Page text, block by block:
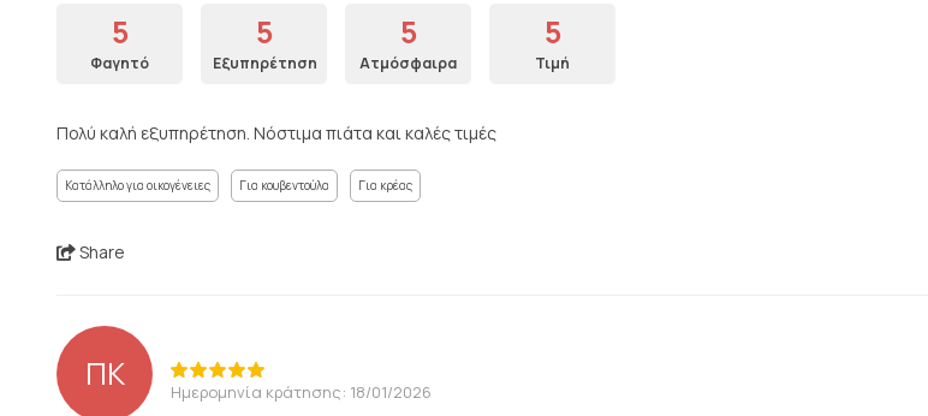
5
Φαγητό
5
Εξυπηρέτηση
5
Ατμόσφαιρα
5
Τιμή
Πολύ καλή εξυπηρέτηση. Νόστιμα πιάτα και καλές τιμές
Κατάλληλο για οικογένειες Για κουβεντούλα Για κρέας
Share
ΠΚ Ημερομηνία κράτησης: 18/01/2026